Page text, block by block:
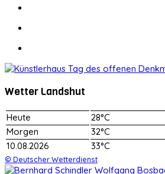
Wetter Landshut
Heute
28°C
Morgen
32°C
10.08.2026
33°C
© Deutscher Wetterdienst